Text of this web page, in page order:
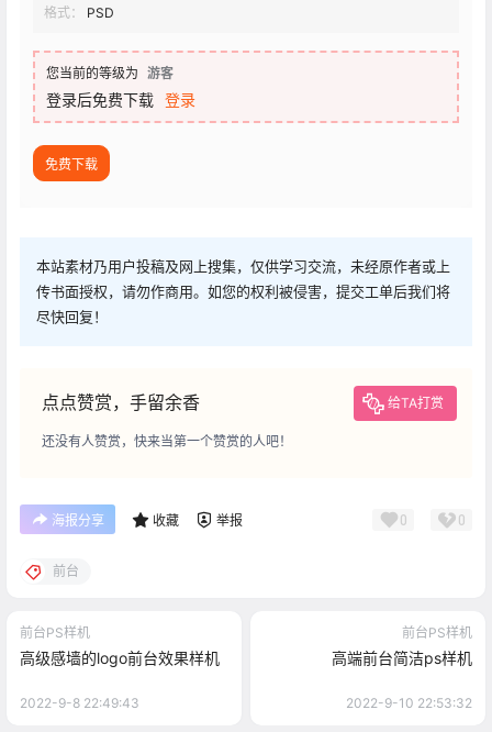
格式：
PSD
您当前的等级为 游客
登录后免费下载 登录
免费下载
本站素材乃用户投稿及网上搜集，仅供学习交流，未经原作者或上
传书面授权，请勿作商用。如您的权利被侵害，提交工单后我们将
尽快回复！
点点赞赏，手留余香 给TA打赏
还没有人赞赏，快来当第一个赞赏的人吧！
海报分享 收藏 举报 0 0
前台
前台PS样机
高级感墙的logo前台效果样机
2022-9-8 22:49:43
前台PS样机
高端前台简洁ps样机
2022-9-10 22:53:32